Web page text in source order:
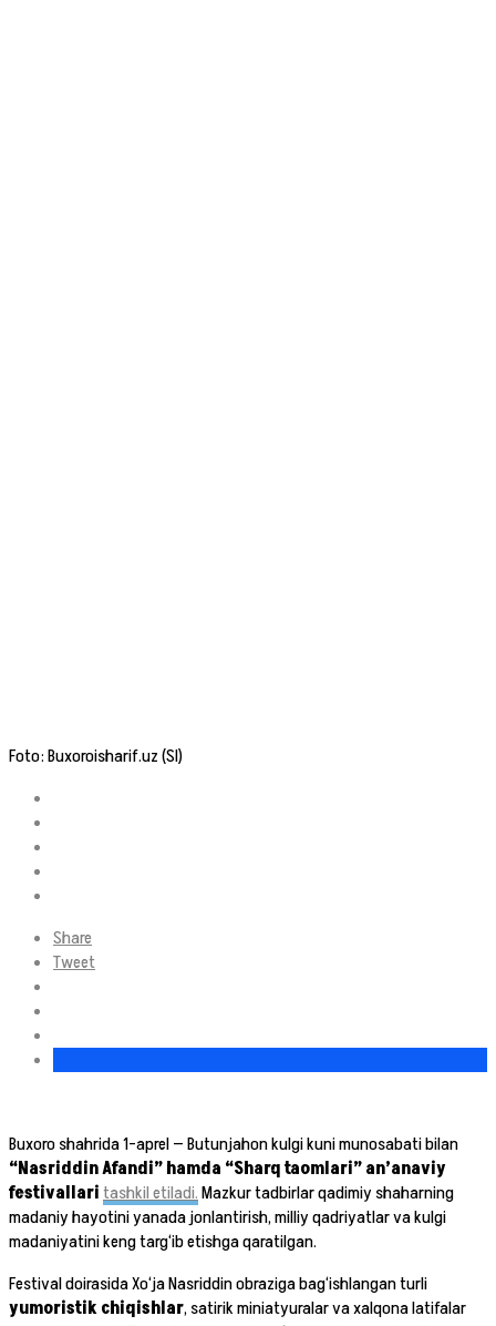
Foto: Buxoroisharif.uz (SI)
Share
Tweet
Buxoro shahrida 1-aprel — Butunjahon kulgi kuni munosabati bilan
“Nasriddin Afandi” hamda “Sharq taomlari” an’anaviy
festivallaritashkil etiladi.Mazkur tadbirlar qadimiy shaharning
madaniy hayotini yanada jonlantirish, milliy qadriyatlar va kulgi
madaniyatini keng targ‘ib etishga qaratilgan.
Festival doirasida Xo‘ja Nasriddin obraziga bag‘ishlangan turli
yumoristik chiqishlar, satirik miniatyuralar va xalqona latifalar